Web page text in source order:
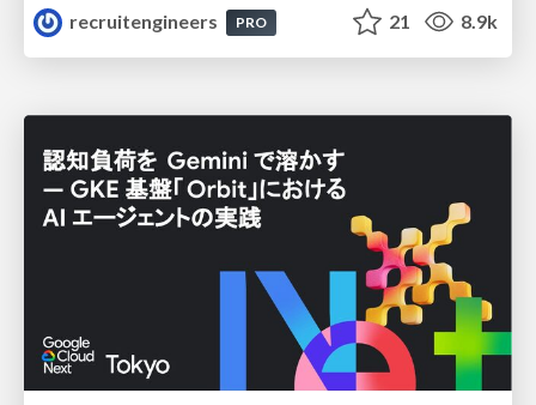
recruitengineers
PRO 21 8.9k